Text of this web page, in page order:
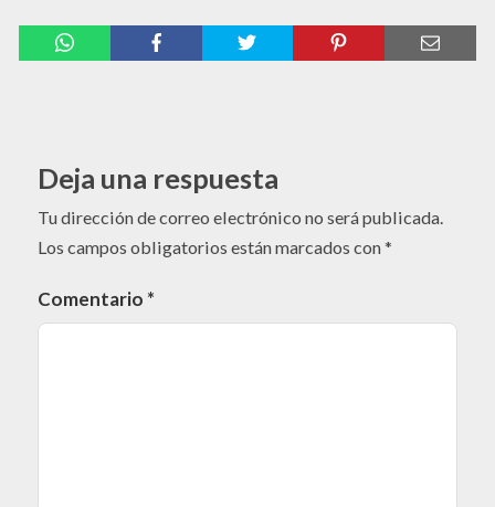
Deja una respuesta
Tu dirección de correo electrónico no será publicada.
Los campos obligatorios están marcados con*
Comentario *